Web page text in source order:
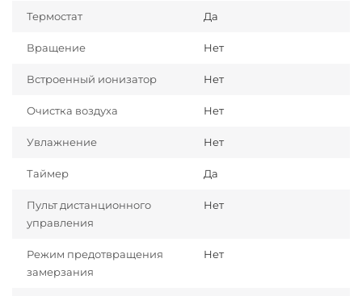
Термостат Да
Вращение Нет
Встроенный ионизатор Нет
Очистка воздуха Нет
Увлажнение Нет
Таймер Да
Пульт дистанционного
управления
Нет
Режим предотвращения
замерзания
Нет